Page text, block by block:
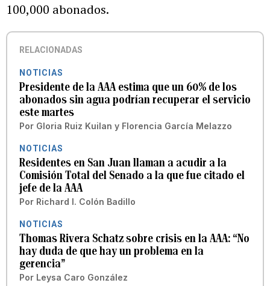
100,000 abonados.
RELACIONADAS
NOTICIAS
Presidente de la AAA estima que un 60% de los
abonados sin agua podrían recuperar el servicio
este martes
Por Gloria Ruiz Kuilan y Florencia García Melazzo
NOTICIAS
Residentes en San Juan llaman a acudir a la
Comisión Total del Senado a la que fue citado el
jefe de la AAA
Por Richard I. Colón Badillo
NOTICIAS
Thomas Rivera Schatz sobre crisis en la AAA: “No
hay duda de que hay un problema en la
gerencia”
Por Leysa Caro González